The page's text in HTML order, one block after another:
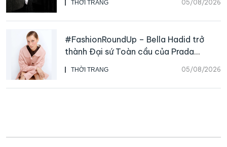
THỜI TRANG 05/08/2026
THỜI TRANG 05/08/2026
#FashionRoundUp – Bella Hadid trở
thành Đại sứ Toàn cầu của Prada
Beauty, CHANEL mua lại Charvet